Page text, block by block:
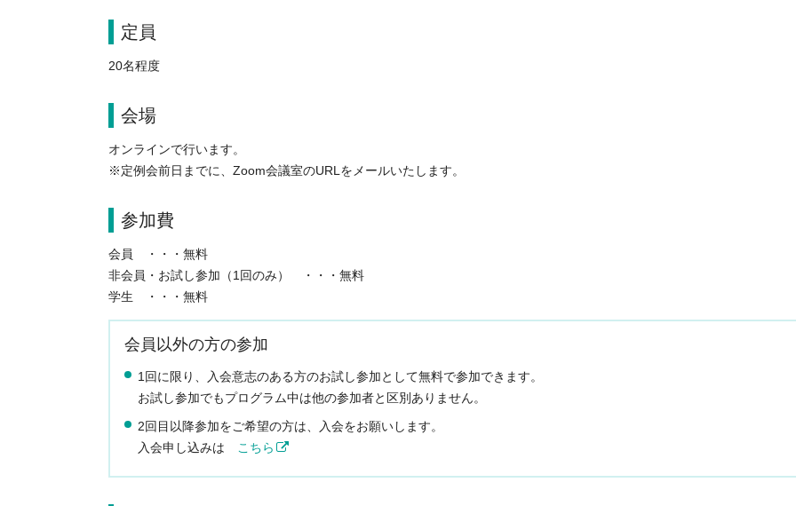
定員
20名程度
会場
オンラインで行います。
※定例会前日までに、Zoom会議室のURLをメールいたします。
参加費
会員 ・・・無料
非会員・お試し参加（1回のみ） ・・・無料
学生 ・・・無料
会員以外の方の参加
1回に限り、入会意志のある方のお試し参加として無料で参加できます。
お試し参加でもプログラム中は他の参加者と区別ありません。
2回目以降参加をご希望の方は、入会をお願いします。
入会申し込みは
こちら